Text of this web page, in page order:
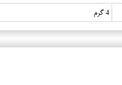
4 گرم